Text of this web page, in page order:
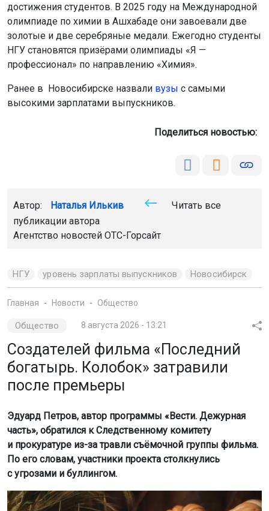
достижения студентов. В 2025 году на Международной
олимпиаде по химии в Ашхабаде они завоевали две
золотые и две серебряные медали. Ежегодно студенты
НГУ становятся призёрами олимпиады «Я —
профессионал» по направлению «Химия».
Ранее в Новосибирске назвали вузы с самыми
высокими зарплатами выпускников.
Поделиться новостью:
Автор: Наталья Илькив
Читать все
публикации автора
Агентство новостей ОТС-Горсайт
НГУ уровень зарплаты выпускников Новосибирск
Главная Новости Общество
Общество 8 августа 2026 - 13:21
Создателей фильма «Последний
богатырь. Колобок» затравили
после премьеры
Эдуард Петров, автор программы «Вести. Дежурная
часть», обратился к Следственному комитету
и прокуратуре из-за травли съёмочной группы фильма.
По его словам, участники проекта столкнулись
с угрозами и буллингом.